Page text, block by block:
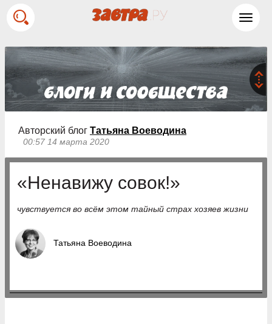
Авторский блог Татьяна Воеводина
00:57 14 марта 2020
«Ненавижу совок!»
чувствуется во всём этом тайный страх хозяев жизни
Татьяна Воеводина